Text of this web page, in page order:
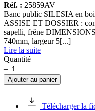
Réf. : 25859AV
Banc public SILESIA en
ASSISE ET DOSSIER :
sapelli, frêne
740mm, largeur 5[...]
Lire la suite
Quantité
quantité
de
Banc
SILESIA
–
Ajouter au panier
Télécharger la